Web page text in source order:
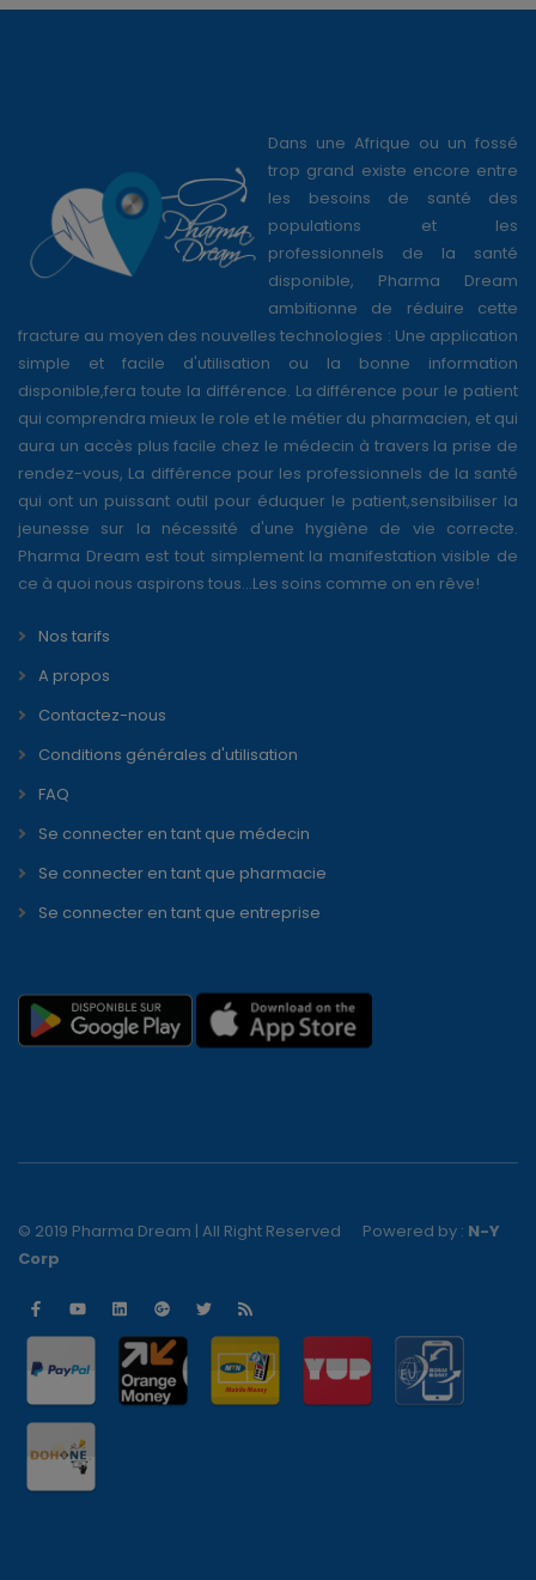
Dans une Afrique ou un fossé
trop grand existe encore entre
les besoins de santé des
populations et les
professionnels de la santé
disponible, Pharma Dream
ambitionne de réduire cette
fracture au moyen des nouvelles technologies : Une application
simple et facile d'utilisation ou la bonne information
disponible,fera toute la différence. La différence pour le patient
qui comprendra mieux le role et le métier du pharmacien, et qui
aura un accès plus facile chez le médecin à travers la prise de
rendez-vous, La différence pour les professionnels de la santé
qui ont un puissant outil pour éduquer le patient,sensibiliser la
jeunesse sur la nécessité d'une hygiène de vie correcte.
Pharma Dream est tout simplement la manifestation visible de
ce à quoi nous aspirons tous...Les soins comme on en rêve!
Nos tarifs
A propos
Contactez-nous
Conditions générales d'utilisation
FAQ
Se connecter en tant que médecin
Se connecter en tant que pharmacie
Se connecter en tant que entreprise
© 2019 Pharma Dream | All Right Reserved Powered by : N-Y
Corp